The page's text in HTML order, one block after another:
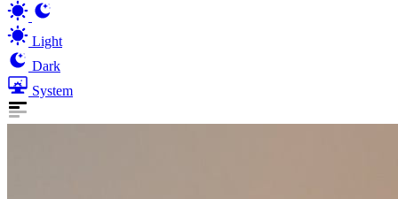
Light
Dark
System